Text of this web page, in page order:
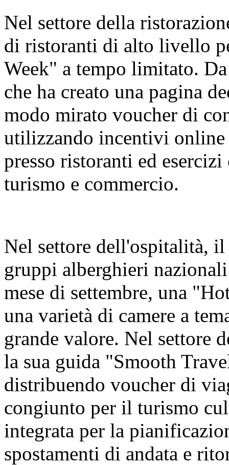
Nel settore della
di ristoranti di alto livello
Week" a tempo limitato.
che ha creato una pagina
modo mirato voucher di
utilizzando incentivi online
presso ristoranti ed
turismo e commercio.
Nel settore dell'ospitalità,
gruppi alberghieri
mese di settembre, una
una varietà di camere a
grande valore. Nel settore
la sua guida "Smooth
distribuendo voucher di
congiunto per il turismo
integrata per la
spostamenti di andata e